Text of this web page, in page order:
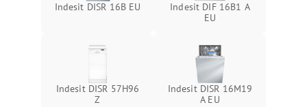
Indesit DISR 16B EU
Indesit DIF 16B1 A
EU
Indesit DISR 57H96
Z
Indesit DISR 16M19
A EU